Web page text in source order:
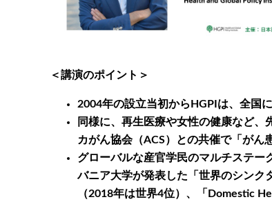
＜講演のポイント＞
2004年の設立当初からHGPIは、全国
同様に、再生医療や女性の健康など
カがん協会（ACS）との共催で「がん
グローバルな産官学民のマルチステー
バニア大学が発表した「世界のシンク
（2018年は世界4位）、「Domestic